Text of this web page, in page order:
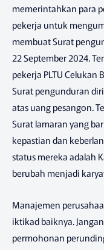
memerintahkan para
pekerja untuk
membuat Surat
22 September 2024.
pekerja PLTU
Surat pengunduran
atas uang pesangon.
Surat lamaran yang
kepastian dan
status mereka adalah
berubah menjadi
Manajemen
iktikad baiknya.
permohonan